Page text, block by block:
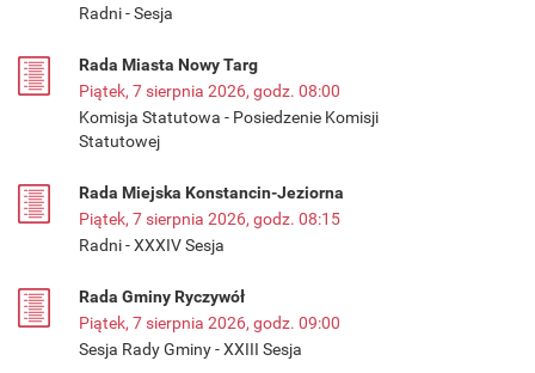
Radni - Sesja
Rada Miasta Nowy Targ
Piątek, 7 sierpnia 2026, godz. 08:00
Komisja Statutowa - Posiedzenie Komisji
Statutowej
Rada Miejska Konstancin-Jeziorna
Piątek, 7 sierpnia 2026, godz. 08:15
Radni - XXXIV Sesja
Rada Gminy Ryczywół
Piątek, 7 sierpnia 2026, godz. 09:00
Sesja Rady Gminy - XXIII Sesja